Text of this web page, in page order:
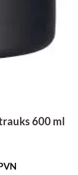
600 ml